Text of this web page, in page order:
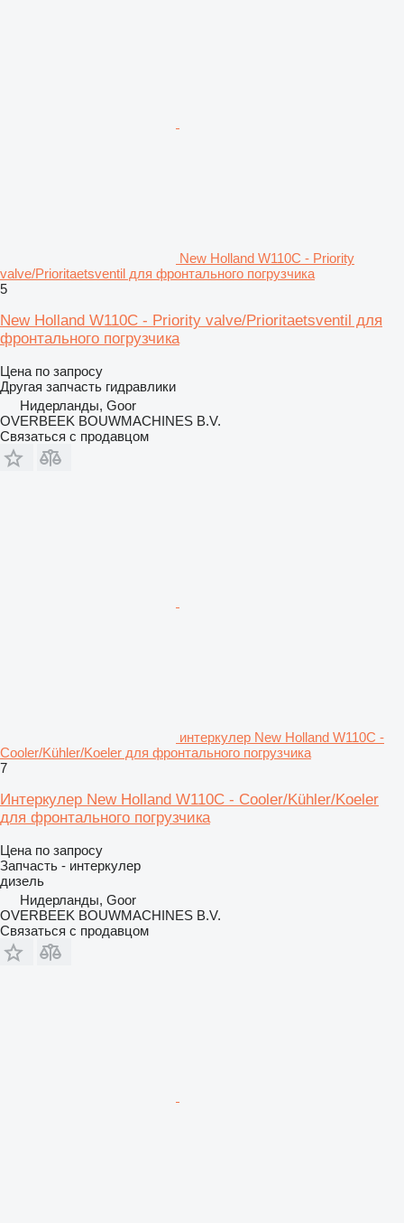
New Holland W110C - Priority
valve/Prioritaetsventil для фронтального погрузчика
5
New Holland W110C - Priority valve/Prioritaetsventil для
фронтального погрузчика
Цена по запросу
Другая запчасть гидравлики
Нидерланды, Goor
OVERBEEK BOUWMACHINES B.V.
Связаться с продавцом
интеркулер New Holland W110C -
Cooler/Kühler/Koeler для фронтального погрузчика
7
Интеркулер New Holland W110C - Cooler/Kühler/Koeler
для фронтального погрузчика
Цена по запросу
Запчасть - интеркулер
дизель
Нидерланды, Goor
OVERBEEK BOUWMACHINES B.V.
Связаться с продавцом